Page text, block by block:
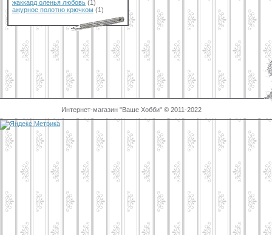
жаккард оленья любовь (1)
ажурное полотно крючком (1)
Интернет-магазин "Ваше Хобби" © 2011-2022